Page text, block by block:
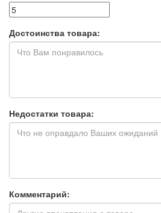
Достоинства товара:
Недостатки товара:
Комментарий: